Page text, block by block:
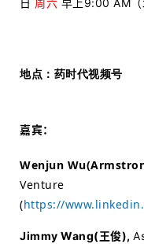
日 周六 早上9:00 AM（
地点：药时代视频号
嘉宾：
Wenjun
Venture
(https://
Jimmy Wang(王俊),